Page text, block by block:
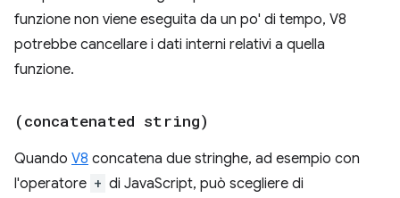
funzione non viene eseguita da un po' di tempo, V8
potrebbe cancellare i dati interni relativi a quella
funzione.
(concatenated string)
Quando V8 concatena due stringhe, ad esempio con
l'operatore + di JavaScript, può scegliere di